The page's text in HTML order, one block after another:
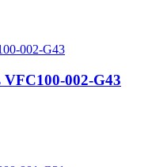
VFC100-002-G43